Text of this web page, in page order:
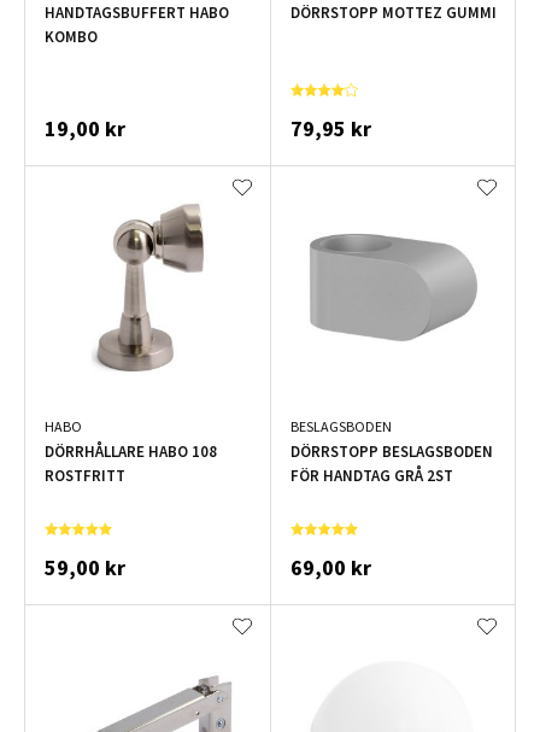
HANDTAGSBUFFERT HABO
KOMBO
19,00 kr
DÖRRSTOPP MOTTEZ GUMMI
79,95 kr
HABO
DÖRRHÅLLARE HABO 108
ROSTFRITT
59,00 kr
BESLAGSBODEN
DÖRRSTOPP BESLAGSBODEN
FÖR HANDTAG GRÅ 2ST
69,00 kr